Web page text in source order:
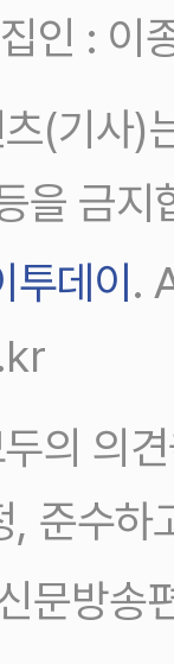
인 : 이
(기사)
을 금지
투데이.
의 의
, 준수하
문방송